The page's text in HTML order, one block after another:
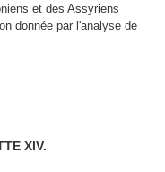
et des Assyriens
donnée par l'analyse de
XIV.